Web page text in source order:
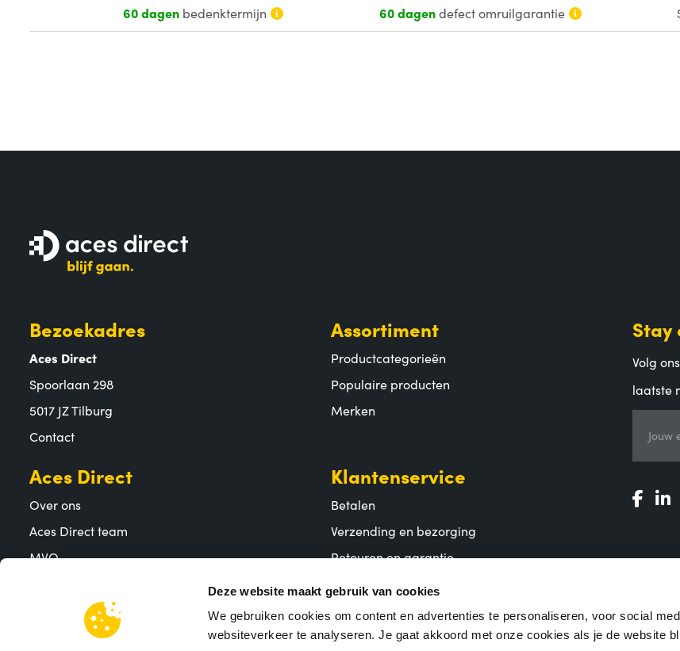
Deze website maakt gebruik van cookies
We gebruiken cookies om content en advertenties te personaliseren, voor social
websiteverkeer te analyseren. Je gaat akkoord met onze cookies als je de website
60 dagenbedenktermijn 60 dagendefect omruilgarantie
Bezoekadres
Aces Direct
Spoorlaan 298
5017 JZ Tilburg
Contact
Assortiment
Productcategorieën
Populaire producten
Merken
Aces Direct
Over ons
Aces Direct team
MVO
Klantenservice
Betalen
Verzending en bezorging
Retouren en garantie
Veelgestelde vragen
Stay
Volg
laatste
Jouw